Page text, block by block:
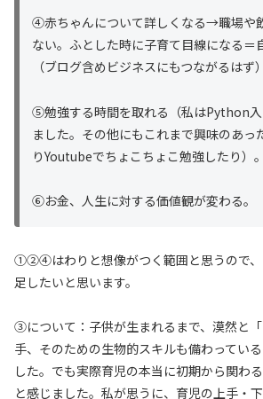
④赤ちゃんについて詳しくなる→職場や
ない。ふとした時に子育て目線になる＝
（ブログ含めビジネスにもつながるはず
⑤勉強する時間を取れる（私はPython入
ました。その他にもこれまで興味のあっ
りYoutubeでちょこちょこ勉強したり）。
⑥お金、人生に対する価値観が変わる。
①②④はわりと想像がつく範囲と思うので、
足したいと思います。
③について：子供が生まれるまで、漠然と
手、そのための生物的スキルも備わってい
した。でも実際育児の本当に初期から関わ
と感じました。私が思うに、育児の上手・